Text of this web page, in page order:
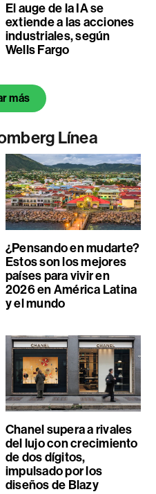
El auge de la IA se
extiende a las acciones
industriales, según
Wells Fargo
más
Línea
¿Pensando en mudarte?
Estos son los mejores
países para vivir en
2026 en América Latina
y el mundo
Chanel supera a rivales
del lujo con crecimiento
de dos dígitos,
impulsado por los
diseños de Blazy